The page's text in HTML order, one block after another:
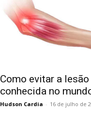
Como evitar a
conhecida no
Hudson Cardia - 16 de julho de